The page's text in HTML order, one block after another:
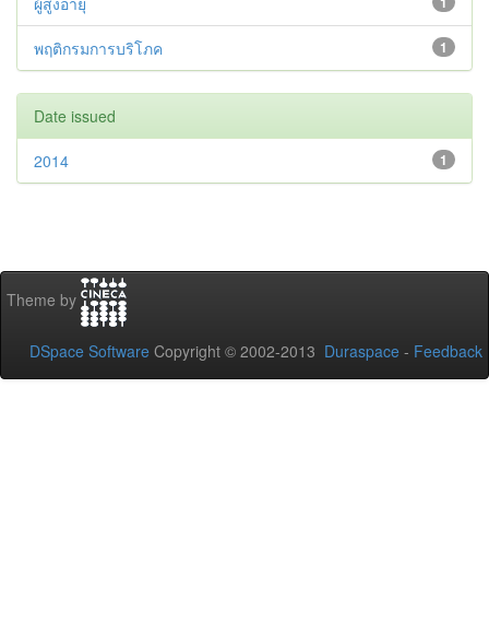
1
พฤติกรมการบริโภค
Date issued
1
2014
Theme by
DSpace Software Copyright © 2002-2013 Duraspace - Feedback